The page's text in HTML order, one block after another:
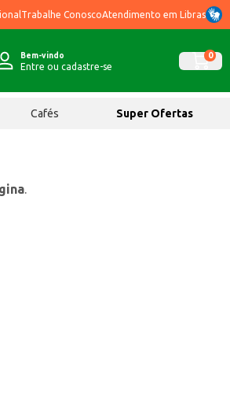
Trabalhe ConoscoAtendimento em Libras
Bem-vindo
Entre ou cadastre-se
0
Cafés Super Ofertas
.